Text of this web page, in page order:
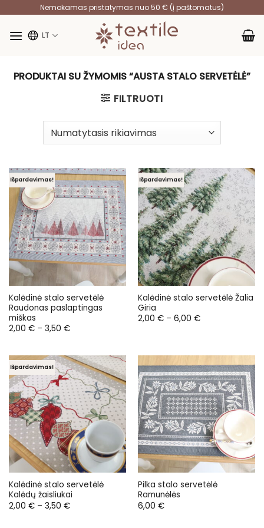
content
Nemokamas pristatymas nuo 50 € (į paštomatus)
LT
PRODUKTAI SU ŽYMOMIS “AUSTA STALO SERVETĖLĖ”
FILTRUOTI
Išpardavimas!
Kalėdinė stalo servetėlė
Raudonas paslaptingas
miškas
2,00 € – 3,50 €Price
3,50 €
Išpardavimas!
Kalėdinė stalo servetėlė Žalia
Giria
2,00 € – 6,00 €Price
Išpardavimas!
Kalėdinė stalo servetėlė
Kalėdų žaisliukai
2,00 € – 3,50 €Price
Pilka stalo servetėlė
Ramunėlės
6,00 €